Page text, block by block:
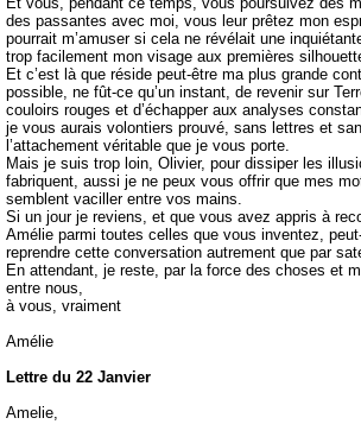
des passantes avec moi, vous leur prêtez mon
pourrait m’amuser si cela ne révélait une
trop facilement mon visage aux premières
Et c’est là que réside peut-être ma plus grande
possible, ne fût-ce qu’un instant, de revenir sur
couloirs rouges et d’échapper aux analyses
je vous aurais volontiers prouvé, sans lettres et
l’attachement véritable que je vous porte.
Mais je suis trop loin, Olivier, pour dissiper les
fabriquent, aussi je ne peux vous offrir que mes
semblent vaciller entre vos mains.
Si un jour je reviens, et que vous avez appris à
Amélie parmi toutes celles que vous inventez,
reprendre cette conversation autrement que par
En attendant, je reste, par la force des choses et
entre nous,
à vous, vraiment
Amélie
Lettre du 22 Janvier
Amelie,